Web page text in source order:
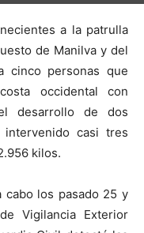
a la patrulla
de Manilva y del
cinco personas que
occidental con
desarrollo de dos
casi tres
kilos.
cabo los pasado 25 y
Vigilancia Exterior